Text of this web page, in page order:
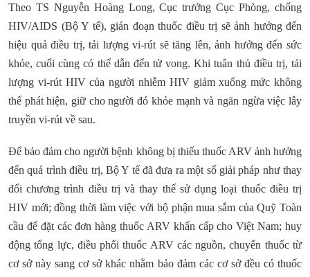
Theo TS Nguyễn Hoàng Long, Cục trưởng Cục Phòng, chống
HIV/AIDS (Bộ Y tế), gián đoạn thuốc điều trị sẽ ảnh hưởng đến
hiệu quả điều trị, tải lượng vi-rút sẽ tăng lên, ảnh hưởng đến sức
khỏe, cuối cùng có thể dẫn đến tử vong. Khi tuân thủ điều trị, tải
lượng vi-rút HIV của người nhiễm HIV giảm xuống mức không
thể phát hiện, giữ cho người đó khỏe mạnh và ngăn ngừa việc lây
truyền vi-rút về sau.
Để bảo đảm cho người bệnh không bị thiếu thuốc ARV ảnh hưởng
đến quá trình điều trị, Bộ Y tế đã đưa ra một số giải pháp như thay
đổi chương trình điều trị và thay thế sử dụng loại thuốc điều trị
HIV mới; đồng thời làm việc với bộ phận mua sắm của Quỹ Toàn
cầu để đặt các đơn hàng thuốc ARV khẩn cấp cho Việt Nam; huy
động tổng lực, điều phối thuốc ARV các nguồn, chuyển thuốc từ
cơ sở này sang cơ sở khác nhằm bảo đảm các cơ sở đều có thuốc